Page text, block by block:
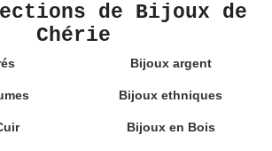
de Bijoux de
Chérie
Bijoux argent
Bijoux ethniques
Bijoux en Bois